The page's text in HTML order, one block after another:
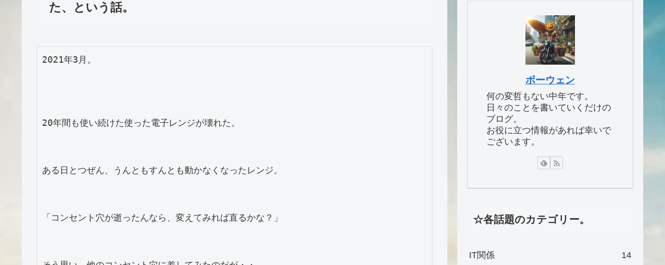
た、という話。
2021年3月。
20年間も使い続けた使った電子レンジが壊れた。
ある日とつぜん、うんともすんとも動かなくなったレンジ。
「コンセント穴が逝ったんなら、変えてみれば直るかな？」
ボーウェン
何の変哲もない中年です。
日々のことを書いていくだけの
ブログ。
お役に立つ情報があれば幸いで
ございます。
☆各話題のカテゴリー。
IT関係 14